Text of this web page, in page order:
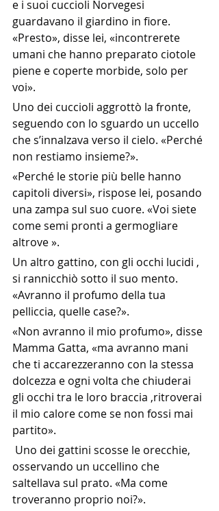
e i suoi cuccioli Norvegesi
guardavano il giardino in fiore.
«Presto», disse lei, «incontrerete
umani che hanno preparato ciotole
piene e coperte morbide, solo per
voi».
Uno dei cuccioli aggrottò la fronte,
seguendo con lo sguardo un uccello
che s’innalzava verso il cielo. «Perché
non restiamo insieme?».
«Perché le storie più belle hanno
capitoli diversi», rispose lei, posando
una zampa sul suo cuore. «Voi siete
come semi pronti a germogliare
altrove ».
Un altro gattino, con gli occhi lucidi ,
si rannicchiò sotto il suo mento.
«Avranno il profumo della tua
pelliccia, quelle case?».
«Non avranno il mio profumo», disse
Mamma Gatta, «ma avranno mani
che ti accarezzeranno con la stessa
dolcezza e ogni volta che chiuderai
gli occhi tra le loro braccia ,ritroverai
il mio calore come se non fossi mai
partito».
Uno dei gattini scosse le orecchie,
osservando un uccellino che
saltellava sul prato. «Ma come
troveranno proprio noi?».